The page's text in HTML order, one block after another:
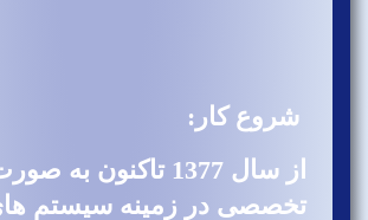
شروع کار:
از سال 1377 تاکنون به
تخصصی در زمینه سیستم